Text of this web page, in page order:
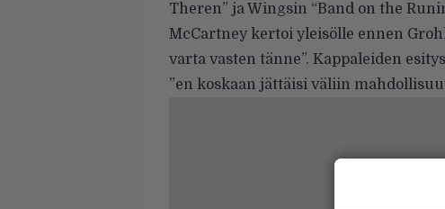
Theren” ja Wingsin “Band on the
McCartney kertoi yleisölle ennen
varta vasten tänne”. Kappaleiden
”en koskaan jättäisi väliin